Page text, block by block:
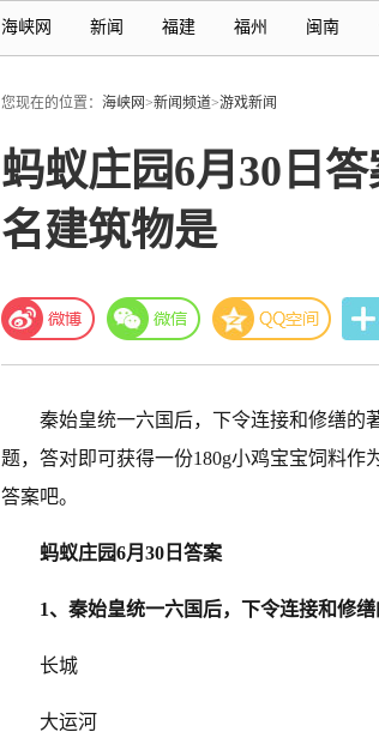
海峡网 新闻 福建 福州 闽南
您现在的位置： 海峡网>新闻频道>游戏新闻
蚂蚁庄园6月30日
名建筑物是
秦始皇统一六国后，下令连接和修缮的
题，答对即可获得一份180g小鸡宝宝饲料
答案吧。
蚂蚁庄园6月30日答案
1、秦始皇统一六国后，下令连接和修缮
长城
大运河